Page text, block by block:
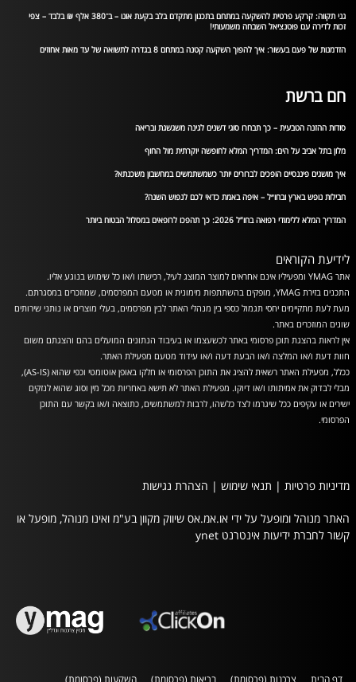
גני תקווה: קרקע פרטית להשקעה במתחם בתכנון מתקדם בלב בקעת אונו – ב־380 אלף ₪ בלבד – צפי
זכות לדירה עם פוטנציאל השבחה משמעותי!
הזדמנות של פעם בעשור: איך להפוך השקעה קטנה במתחם 8 בגדרה לתשואה של עד מאות אחוזים
חם ברשת
סודות ההזנה הטבעית – כך תבחרו סוגי דשנים לגינה משגשגת ובריאה
מלון בתל אביב על הים: המדריך המלא לחופשה יוקרתית מול החוף
איך מושגים פיננסיים הופכים לברורים יותר כשמשתמשים במחשבון משכנתא?
חבילות נופש בארץ ובחו״ל – איפה באמת כדאי לכם לנפוש השנה?
המדריך המלא ללימודי רפואה בחו”ל 2026: כך תהפכו לרופאים במסלול הבטוח ביותר
לידיעת הקוראים
אתר YMAG ומפעיליו אינם אחראים למוצר המוצג לעיל, רכישתו ו/או כל שימוש בנוגע אליו.
התכנים בזירת YMAG, מופקים בהשתתפות מימונית או מטעם המפרסמים, שמוזכרים במסגרתם.
מעת לעת מתקיימים יחסי תגמול כספי בין מנהלי האתר לבין מפרסמים, בעלי מוצרים או נותני שירותים
שונים המוזכרים באתר.
אין לראות בהצגת תוכן פרסומי באתר לכשעצמו או בעיבוד הנתונים המועלים בהם והצגתם משום
חוות דעת ו/או המלצה ו/או הבעת דעה ו/או עידוד מטעם מפעילת האתר.
ככלל, מפעילת האתר רשאית להציג את התוכן הפרסומי או חלקו באופן אוטומטי וכפי שהוא (AS-IS),
מבלי לבדוק את אמיתותו ו/או דיוקו. מפעילת האתר לא תישא באחריות מכל מין וסוג שהוא לנזקים
ישירים או עקיפים ככל שיגרמו לצד כלשהו, לרבות למשתמשים, כתוצאה ו/או בקשר עם התוכן
הפרסומי.
מדיניות פרטיות | תנאי שימוש | הצהרת נגישות
האתר מנוהל ומופעל על ידי או.אמ.אס שיווק מקוון בע"מ ואינו מנוהל, מופעל או
קשור לחברת ידיעות אינטרנט ynet
דף הבית צרכנות (פרסומת) בריאות (פרסומת) השקעות (פרסומת)